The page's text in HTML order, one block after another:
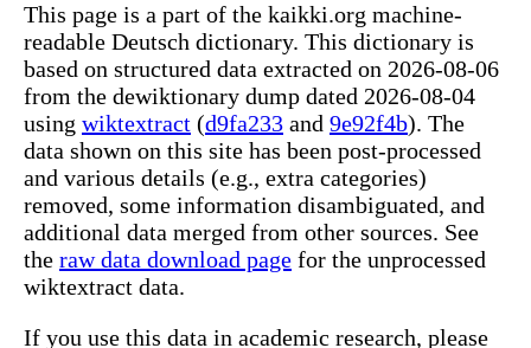
This page is a part of the kaikki.org machine-
readable Deutsch dictionary. This dictionary is
based on structured data extracted on 2026-08-06
from the dewiktionary dump dated 2026-08-04
using wiktextract (d9fa233 and 9e92f4b). The
data shown on this site has been post-processed
and various details (e.g., extra categories)
removed, some information disambiguated, and
additional data merged from other sources. See
the raw data download page for the unprocessed
wiktextract data.
If you use this data in academic research, please